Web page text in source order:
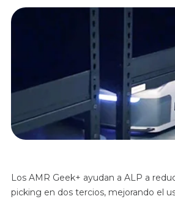
Los AMR Geek+ ayudan a ALP a
picking en dos tercios, mejorando el